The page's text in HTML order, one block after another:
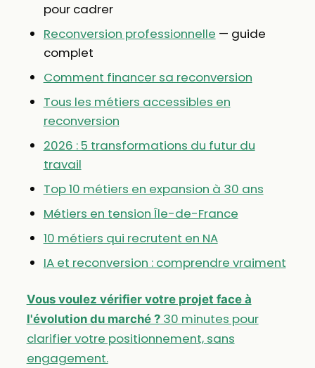
pour cadrer
Reconversion professionnelle — guide
complet
Comment financer sa reconversion
Tous les métiers accessibles en
reconversion
2026 : 5 transformations du futur du
travail
Top 10 métiers en expansion à 30 ans
Métiers en tension Île-de-France
10 métiers qui recrutent en NA
IA et reconversion : comprendre vraiment
Vous voulez vérifier votre projet face à
l'évolution du marché ?30 minutes pour
clarifier votre positionnement, sans
engagement.